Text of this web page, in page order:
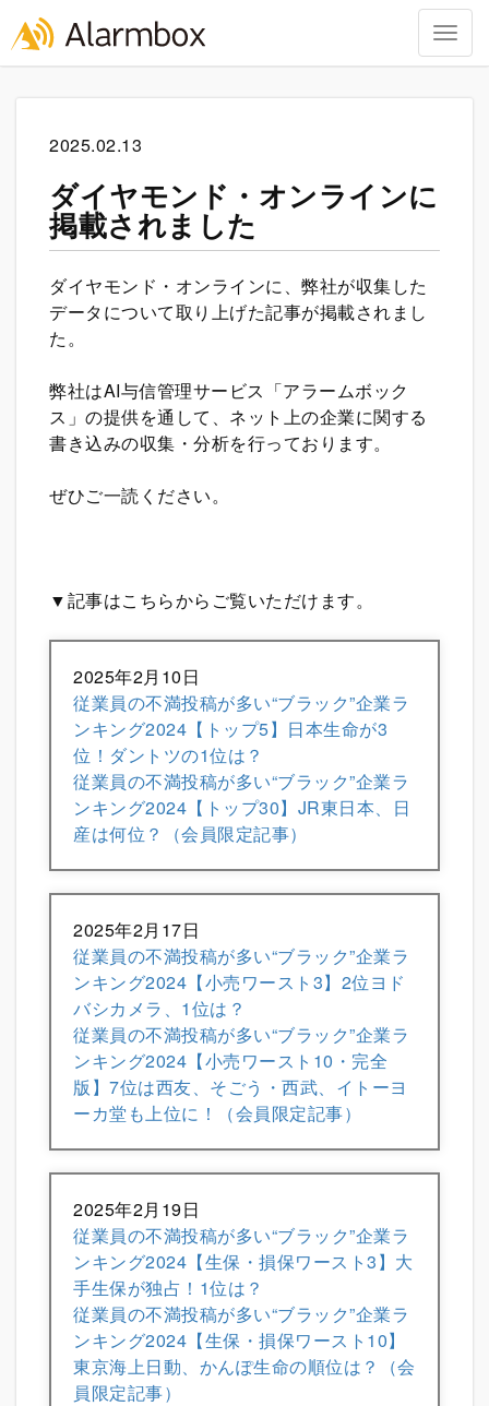
2025.02.13
ダイヤモンド・オンラインに
掲載されました
ダイヤモンド・オンラインに、弊社が収集した
データについて取り上げた記事が掲載されまし
た。
弊社はAI与信管理サービス「アラームボック
ス」の提供を通して、ネット上の企業に関する
書き込みの収集・分析を行っております。
ぜひご一読ください。
▼記事はこちらからご覧いただけます。
2025年2月10日
従業員の不満投稿が多い“ブラック”企業ラ
ンキング2024【トップ5】日本生命が3
位！ダントツの1位は？
従業員の不満投稿が多い“ブラック”企業ラ
ンキング2024【トップ30】JR東日本、日
産は何位？（会員限定記事）
2025年2月17日
従業員の不満投稿が多い“ブラック”企業ラ
ンキング2024【小売ワースト3】2位ヨド
バシカメラ、1位は？
従業員の不満投稿が多い“ブラック”企業ラ
ンキング2024【小売ワースト10・完全
版】7位は西友、そごう・西武、イトーヨ
ーカ堂も上位に！（会員限定記事）
2025年2月19日
従業員の不満投稿が多い“ブラック”企業ラ
ンキング2024【生保・損保ワースト3】大
手生保が独占！1位は？
従業員の不満投稿が多い“ブラック”企業ラ
ンキング2024【生保・損保ワースト10】
東京海上日動、かんぽ生命の順位は？（会
員限定記事）